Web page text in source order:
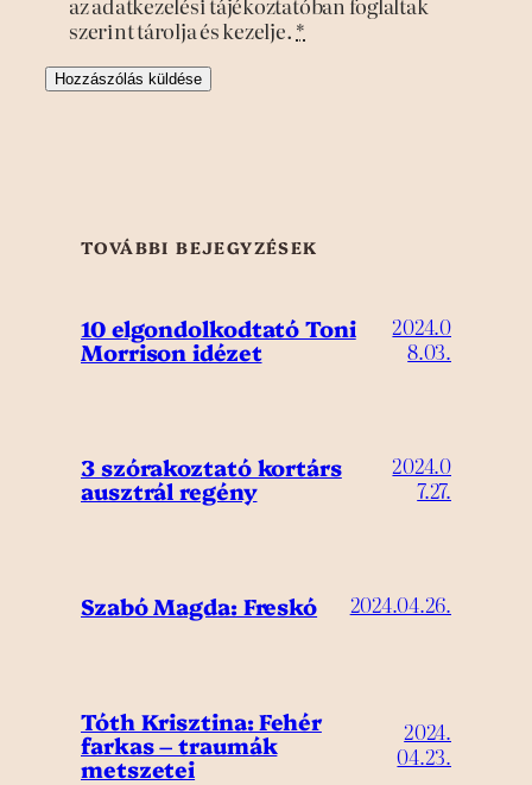
az adatkezelési tájékoztatóban foglaltak
szerint tárolja és kezelje. *
TOVÁBBI BEJEGYZÉSEK
10 elgondolkodtató Toni
Morrison idézet
2024.0
8.03.
3 szórakoztató kortárs
ausztrál regény
2024.0
7.27.
Szabó Magda: Freskó 2024.04.26.
Tóth Krisztina: Fehér
farkas – traumák
metszetei
2024.
04.23.